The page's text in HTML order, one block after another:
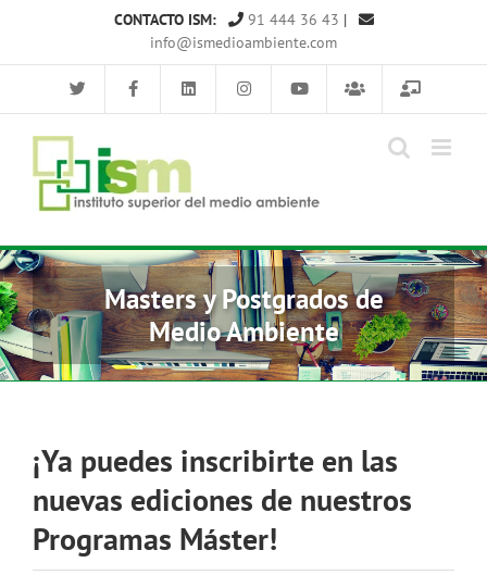
CONTACTO ISM: 91 444 36 43 |
info@ismedioambiente.com
Masters y Postgrados de
Medio Ambiente
¡Ya puedes inscribirte en las
nuevas ediciones de nuestros
Programas Máster!